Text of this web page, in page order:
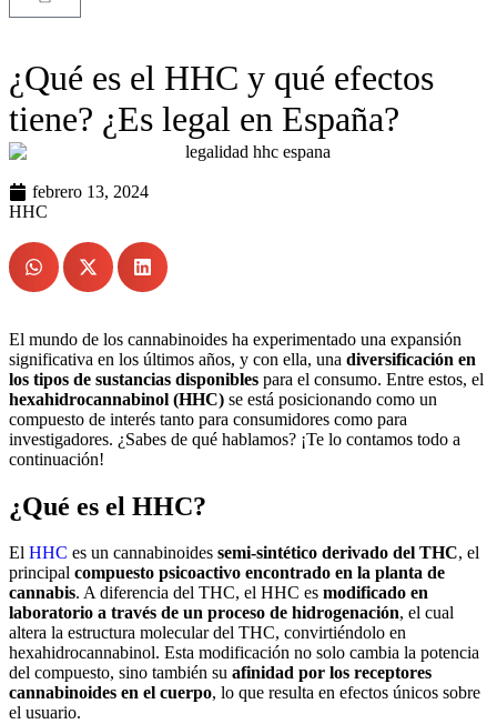
¿Qué es el HHC y qué efectos
tiene? ¿Es legal en España?
febrero 13, 2024
HHC
El mundo de los cannabinoides ha experimentado una expansión
significativa en los últimos años, y con ella, una diversificación en
los tipos de sustancias disponibles para el consumo. Entre estos, el
hexahidrocannabinol (HHC) se está posicionando como un
compuesto de interés tanto para consumidores como para
investigadores. ¿Sabes de qué hablamos? ¡Te lo contamos todo a
continuación!
¿Qué es el HHC?
El HHC es un cannabinoides semi-sintético derivado del THC, el
principal compuesto psicoactivo encontrado en la planta de
cannabis. A diferencia del THC, el HHC es modificado en
laboratorio a través de un proceso de hidrogenación, el cual
altera la estructura molecular del THC, convirtiéndolo en
hexahidrocannabinol. Esta modificación no solo cambia la potencia
del compuesto, sino también su afinidad por los receptores
cannabinoides en el cuerpo, lo que resulta en efectos únicos sobre
el usuario.